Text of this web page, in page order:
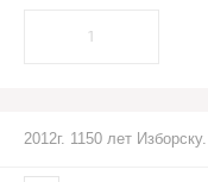
2012г. 1150 лет